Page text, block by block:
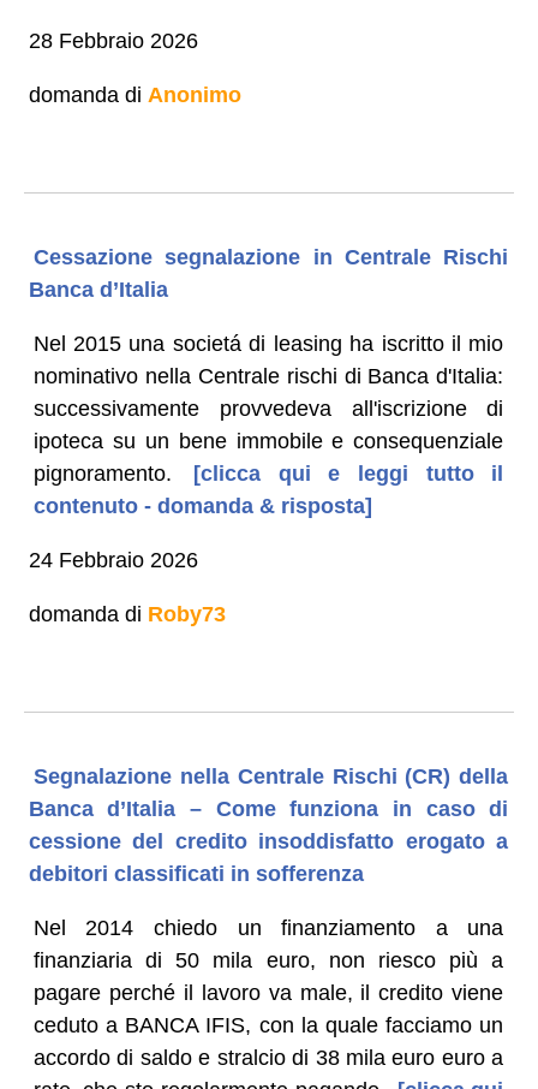
28 Febbraio 2026
domanda di Anonimo
Cessazione segnalazione in Centrale Rischi
Banca d’Italia
Nel 2015 una societá di leasing ha iscritto il mio
nominativo nella Centrale rischi di Banca d'Italia:
successivamente provvedeva all'iscrizione di
ipoteca su un bene immobile e consequenziale
pignoramento.
[clicca qui e leggi tutto il
contenuto - domanda & risposta]
24 Febbraio 2026
domanda di Roby73
Segnalazione nella Centrale Rischi (CR) della
Banca d’Italia – Come funziona in caso di
cessione del credito insoddisfatto erogato a
debitori classificati in sofferenza
Nel 2014 chiedo un finanziamento a una
finanziaria di 50 mila euro, non riesco più a
pagare perché il lavoro va male, il credito viene
ceduto a BANCA IFIS, con la quale facciamo un
accordo di saldo e stralcio di 38 mila euro euro a